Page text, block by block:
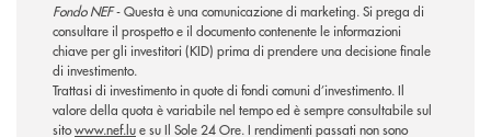
Fondo NEF- Questa è una comunicazione di marketing. Si prega di
consultare il prospetto e il documento contenente le informazioni
chiave per gli investitori (KID) prima di prendere una decisione finale
di investimento.
Trattasi di investimento in quote di fondi comuni d’investimento. Il
valore della quota è variabile nel tempo ed è sempre consultabile sul
sitowww.nef.lue su Il Sole 24 Ore. I rendimenti passati non sono